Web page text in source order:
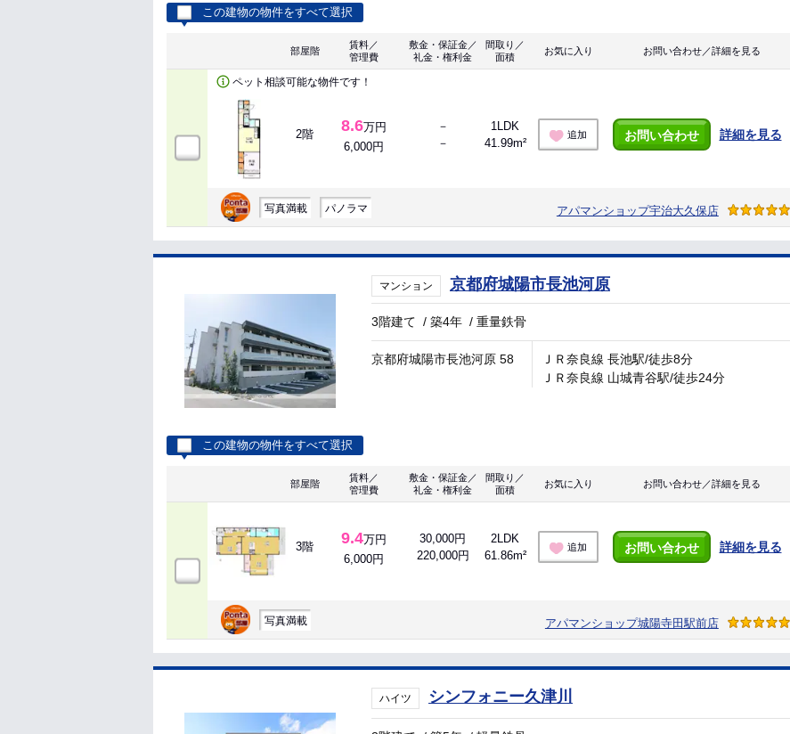
この建物の物件をすべて選択
部屋階
賃料／
管理費
敷金・保証金／
礼金・権利金
間取り／
面積
お気に入り お問い合わせ／詳細を見る
ペット相談可能な物件です！
2階 8.6万円
6,000円
－
－
1LDK
41.99m²
追加 お問い合わせ 詳細を見る
写真満載 パノラマ アパマンショップ宇治大久保店
マンション 京都府城陽市長池河原
3階建て /築4年 /重量鉄骨
京都府城陽市長池河原 58
ＪＲ奈良線 長池駅/徒歩8分
ＪＲ奈良線 山城青谷駅/徒歩24分
この建物の物件をすべて選択
部屋階
賃料／
管理費
敷金・保証金／
礼金・権利金
間取り／
面積
お気に入り お問い合わせ／詳細を見る
3階 9.4万円
6,000円
30,000円
220,000円
2LDK
61.86m²
追加 お問い合わせ 詳細を見る
写真満載 アパマンショップ城陽寺田駅前店
ハイツ シンフォニー久津川